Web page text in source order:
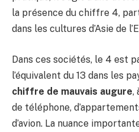
la présence du chiffre 4,
dans les cultures d’Asie de
Dans ces sociétés, le 4 est
l’équivalent du 13 dans les
chiffre de mauvais augure,
de téléphone,
d’avion. La nuance